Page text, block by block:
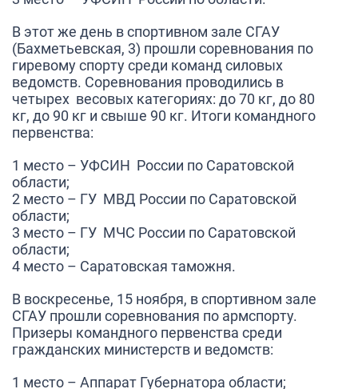
В этот же день в спортивном зале СГАУ
(Бахметьевская, 3) прошли соревнования по
гиревому спорту среди команд силовых
ведомств. Соревнования проводились в
четырех весовых категориях: до 70 кг, до 80
кг, до 90 кг и свыше 90 кг. Итоги командного
первенства:
1 место – УФСИН России по Саратовской
области;
2 место – ГУ МВД России по Саратовской
области;
3 место – ГУ МЧС России по Саратовской
области;
4 место – Саратовская таможня.
В воскресенье, 15 ноября, в спортивном зале
СГАУ прошли соревнования по армспорту.
Призеры командного первенства среди
гражданских министерств и ведомств:
1 место – Аппарат Губернатора области;